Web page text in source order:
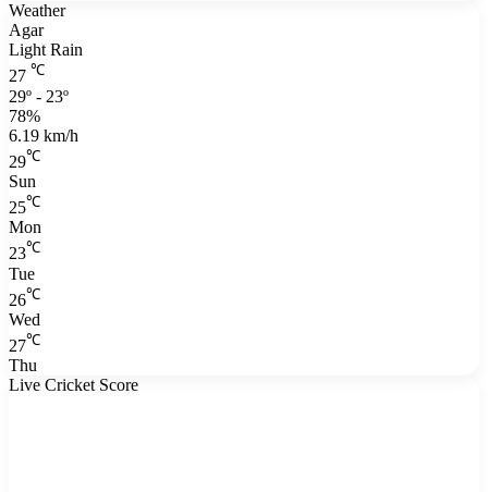
Weather
Agar
Light Rain
27 ℃
29º - 23º
78%
6.19 km/h
29℃
Sun
25℃
Mon
23℃
Tue
26℃
Wed
27℃
Thu
Live Cricket Score